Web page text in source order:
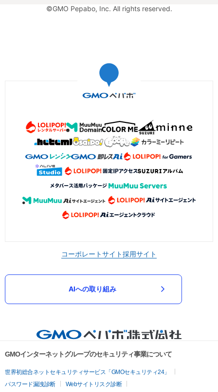
©GMO Pepabo, Inc. All rights reserved.
コーポレートサイト採用サイト
AIへの取り組み
GMOインターネットグループのセキュリティ事業について
世界初総合ネットセキュリティサービス「GMOセキュリティ24」
パスワード漏洩診断
Webサイトリスク診断